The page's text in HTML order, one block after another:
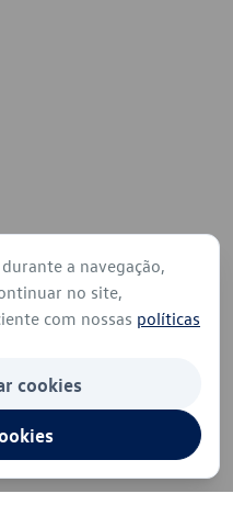
a navegação,
no site,
com nossas políticas
cookies